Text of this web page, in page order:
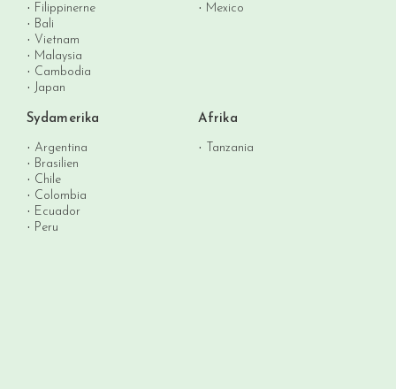
Filippinerne
Bali
Vietnam
Malaysia
Cambodia
Japan
Mexico
Sydamerika
Argentina
Brasilien
Chile
Colombia
Ecuador
Peru
Afrika
Tanzania